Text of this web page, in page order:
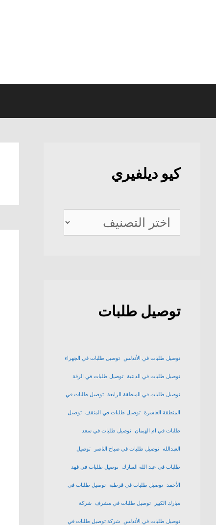
كيو ديلفيري
كيو
ديلفيري
توصيل طلبات
توصيل طلبات في الأندلس توصيل طلبات في الجهراء
توصيل طلبات في الدعية توصيل طلبات في الرقة
توصيل طلبات في المنطقة الرابعة توصيل طلبات في
المنطقة العاشرة توصيل طلبات في المنقف توصيل
طلبات في ام الهيمان توصيل طلبات في سعد
العبدالله توصيل طلبات في صباح الناصر توصيل
طلبات في عبد الله المبارك توصيل طلبات في فهد
الأحمد توصيل طلبات في قرطبة توصيل طلبات في
مبارك الكبير توصيل طلبات في مشرف شركة
توصيل طلبات في الأندلس شركة توصيل طلبات في